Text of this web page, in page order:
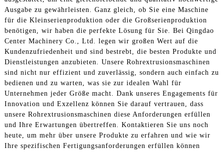
Ausgabe zu gewährleisten. Ganz gleich, ob Sie eine Maschine
für die Kleinserienproduktion oder die Großserienproduktion
benötigen, wir haben die perfekte Lösung für Sie. Bei Qingdao
Center Machinery Co., Ltd. legen wir großen Wert auf die
Kundenzufriedenheit und sind bestrebt, die besten Produkte und
Dienstleistungen anzubieten. Unsere Rohrextrusionsmaschinen
sind nicht nur effizient und zuverlässig, sondern auch einfach zu
bedienen und zu warten, was sie zur idealen Wahl für
Unternehmen jeder Größe macht. Dank unseres Engagements für
Innovation und Exzellenz können Sie darauf vertrauen, dass
unsere Rohrextrusionsmaschinen diese Anforderungen erfüllen
und Ihre Erwartungen übertreffen. Kontaktieren Sie uns noch
heute, um mehr über unsere Produkte zu erfahren und wie wir
Ihre spezifischen Fertigungsanforderungen erfüllen können